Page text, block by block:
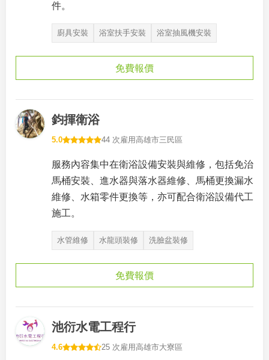
件。
廚具安裝 浴室扶手安裝 浴室抽風機安裝
免費報價
鈞揮衛浴
5.0 44 次雇用高雄市三民區
服務內容集中在衛浴設備安裝與維修，包括免治
馬桶安裝、進水器與落水器維修、馬桶更換漏水
維修、水箱零件更換等，亦可配合衛浴設備代工
施工。
水管維修 水龍頭裝修 洗臉盆裝修
免費報價
池衍水電工程行
4.6 25 次雇用高雄市大寮區